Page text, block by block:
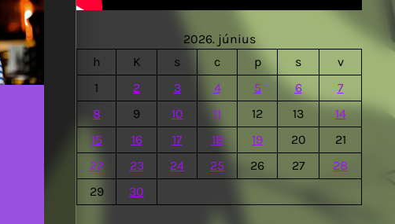
2026. június
h
K s c p s
v
1
2 3 4 5 6
7
8
9 10 11 12 13
14
15
16 17 18 19 20
21
22
23 24 25 26 27
28
29
30